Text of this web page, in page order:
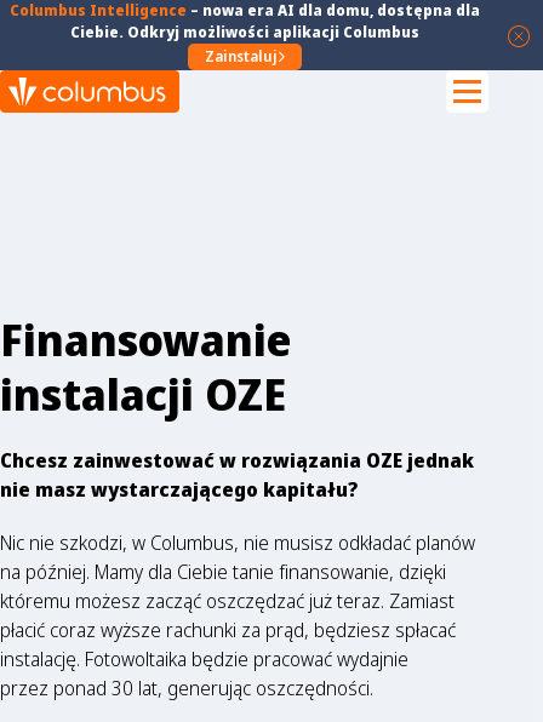
Columbus Intelligence – nowa era AI dla domu, dostępna dla
Ciebie. Odkryj możliwości aplikacji Columbus
Zainstaluj
Finansowanie
instalacji OZE
Chcesz zainwestować w rozwiązania OZE jednak
nie masz wystarczającego kapitału?
Nic nie szkodzi, w Columbus, nie musisz odkładać planów
na później. Mamy dla Ciebie tanie finansowanie, dzięki
któremu możesz zacząć oszczędzać już teraz. Zamiast
płacić coraz wyższe rachunki za prąd, będziesz spłacać
instalację. Fotowoltaika będzie pracować wydajnie
przez ponad 30 lat, generując oszczędności.